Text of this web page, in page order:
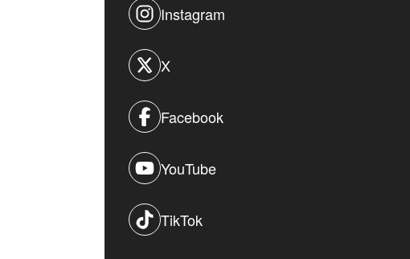
Instagram
X
Facebook
YouTube
TikTok